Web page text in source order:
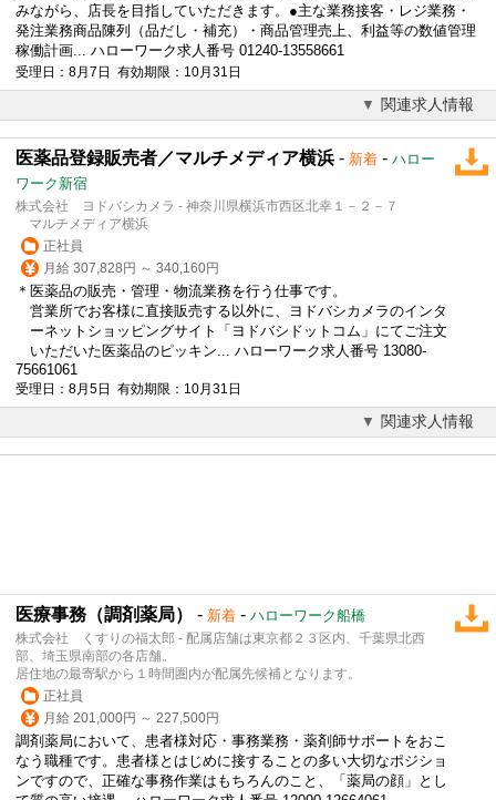
みながら、店長を目指していただきます。●主な業務接客・レジ業務・
発注業務商品陳列（品だし・補充）・商品管理売上、利益等の数値管理
稼働計画... ハローワーク求人番号 01240-13558661
受理日：8月7日 有効期限：10月31日
関連求人情報
医薬品登録販売者／マルチメディア横浜- 新着 - ハロー
ワーク新宿
株式会社 ヨドバシカメラ - 神奈川県横浜市西区北幸１－２－７
マルチメディア横浜
正社員
月給 307,828円 ～ 340,160円
＊医薬品の販売・管理・物流業務を行う仕事です。
営業所でお客様に直接販売する以外に、ヨドバシカメラのインタ
ーネットショッピングサイト「ヨドバシドットコム」にてご注文
いただいた医薬品のピッキン... ハローワーク求人番号 13080-
75661061
受理日：8月5日 有効期限：10月31日
関連求人情報
医療事務（調剤薬局） - 新着 - ハローワーク船橋
株式会社 くすりの福太郎 - 配属店舗は東京都２３区内、千葉県北西
部、埼玉県南部の各店舗。
居住地の最寄駅から１時間圏内が配属先候補となります。
正社員
月給 201,000円 ～ 227,500円
調剤薬局において、患者様対応・事務業務・薬剤師サポートをおこ
なう職種です。患者様とはじめに接することの多い大切なポジショ
ンですので、正確な事務作業はもちろんのこと、「薬局の顔」とし